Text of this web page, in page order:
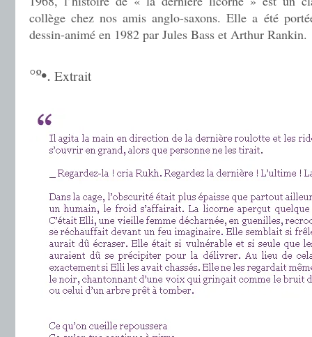
collège chez nos amis anglo-saxons. Elle a été
dessin-animé en 1982 par Jules Bass et Arthur Rankin.
°º•. Extrait